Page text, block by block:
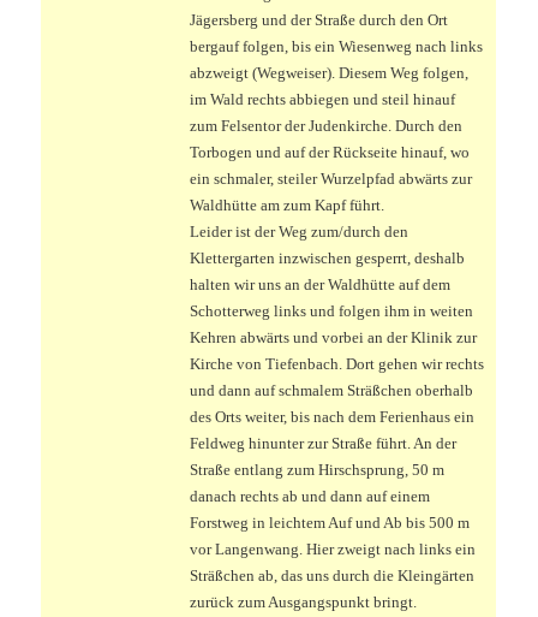
Jägersberg und der Straße durch den Ort
bergauf folgen, bis ein Wiesenweg nach links
abzweigt (Wegweiser). Diesem Weg folgen,
im Wald rechts abbiegen und steil hinauf
zum Felsentor der Judenkirche. Durch den
Torbogen und auf der Rückseite hinauf, wo
ein schmaler, steiler Wurzelpfad abwärts zur
Waldhütte am zum Kapf führt.
Leider ist der Weg zum/durch den
Klettergarten inzwischen gesperrt, deshalb
halten wir uns an der Waldhütte auf dem
Schotterweg links und folgen ihm in weiten
Kehren abwärts und vorbei an der Klinik zur
Kirche von Tiefenbach. Dort gehen wir rechts
und dann auf schmalem Sträßchen oberhalb
des Orts weiter, bis nach dem Ferienhaus ein
Feldweg hinunter zur Straße führt. An der
Straße entlang zum Hirschsprung, 50 m
danach rechts ab und dann auf einem
Forstweg in leichtem Auf und Ab bis 500 m
vor Langenwang. Hier zweigt nach links ein
Sträßchen ab, das uns durch die Kleingärten
zurück zum Ausgangspunkt bringt.